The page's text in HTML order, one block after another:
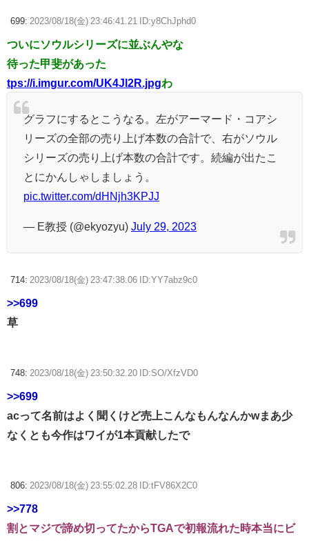
699: 2023/08/18(金) 23:46:41.21 ID:y8ChJphd0
ついにソウルシリーズに並ぶんやな
待った甲斐があった
tps://i.imgur.com/UK4Jl2R.jpgわ
グラフにするとこうなる。左がアーマード・コアシ
リーズの全部の売り上げ本数の合計で、右がソウル
シリーズの売り上げ本数の合計です。続編が出たこ
とにかんしゃしましょう。
pic.twitter.com/dHNjh3KPJJ
— E教授 (@ekyozyu) July 29, 2023
714: 2023/08/18(金) 23:47:38.06 ID:YY7abz9c0
>>699
草
748: 2023/08/18(金) 23:50:32.20 ID:SO/XfzVD0
>>699
acって名前はよく聞くけど売上こんなもんなんかwまあ少
なくとも今作はワイが1本貢献したで
806: 2023/08/18(金) 23:55:02.28 ID:tFV86X2C0
>>778
割とマジで諦め切ってたからTGAで初報流れた時本当にビ